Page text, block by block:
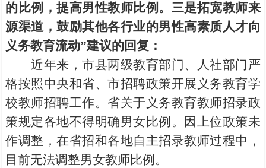
的比例，提高男性教师比例。三是拓宽教师来
源渠道，鼓励其他各行业的男性高素质人才向
义务教育流动”建议的回复：
近年来，市县两级教育部门、人社部门严
格按照中央和省、市招聘政策开展义务教育学
校教师招聘工作。省关于义务教育教师招录政
策规定各地不得明确男女比例。因上位政策未
作调整，在省招和各地自主招录教师过程中，
目前无法调整男女教师比例。